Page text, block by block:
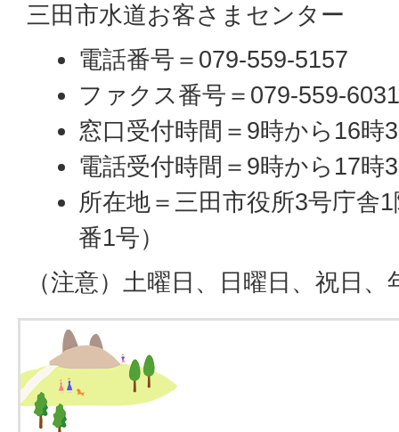
​​​​​​​三田市水道お客さまセンター
電話番号＝079-559-5157
ファクス番号＝079-559-
窓口受付時間＝9時から16時
電話受付時間＝9時から17時
所在地＝三田市役所3号庁舎
番1号）
（注意）土曜日、日曜日、祝日